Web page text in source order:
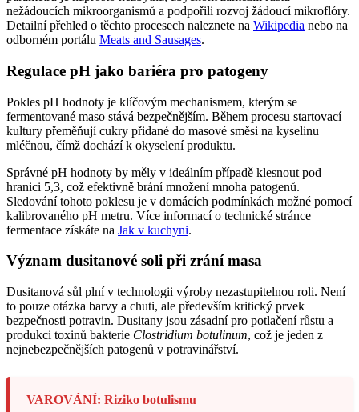
nežádoucích mikroorganismů a podpořili rozvoj žádoucí mikroflóry.
Detailní přehled o těchto procesech naleznete na Wikipedia nebo na
odborném portálu Meats and Sausages.
Regulace pH jako bariéra pro patogeny
Pokles pH hodnoty je klíčovým mechanismem, kterým se
fermentované maso stává bezpečnějším. Během procesu startovací
kultury přeměňují cukry přidané do masové směsi na kyselinu
mléčnou, čímž dochází k okyselení produktu.
Správné pH hodnoty by měly v ideálním případě klesnout pod
hranici 5,3, což efektivně brání množení mnoha patogenů.
Sledování tohoto poklesu je v domácích podmínkách možné pomocí
kalibrovaného pH metru. Více informací o technické stránce
fermentace získáte na Jak v kuchyni.
Význam dusitanové soli při zrání masa
Dusitanová sůl plní v technologii výroby nezastupitelnou roli. Není
to pouze otázka barvy a chuti, ale především kritický prvek
bezpečnosti potravin. Dusitany jsou zásadní pro potlačení růstu a
produkci toxinů bakterie Clostridium botulinum, což je jeden z
nejnebezpečnějších patogenů v potravinářství.
VAROVÁNÍ: Riziko botulismu